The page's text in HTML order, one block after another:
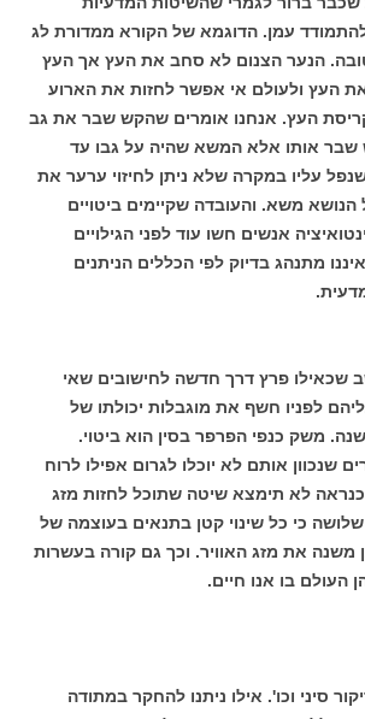
להתמודד עמן. הדוגמא של הקורא ממדורת לג
הנער הצנום לא סחב את העץ אך העץ
העץ ולעולם אי אפשר לחזות את הארוע
העץ. אנחנו אומרים שהקש שבר את גב
אותו אלא המשא שהיה על גבו עד
עליו במקרה שלא ניתן לחיזוי ערער את
משא. והעובדה שקיימים ביטויים
אנשים חשו עוד לפני הגילויים
מתנהג בדיוק לפי הכללים הניתנים
שכאילו פרץ דרך חדשה לחישובים שאי
לפניו חשף את מוגבלות יכולתו של
משק כנפי הפרפר בסין הוא ביטוי.
שנכוון אותם לא יוכלו לגרום אפילו לרוח
לא תימצא שיטה שתוכל לחזות מזג
שלושה כי כל שינוי קטן בתנאים בעוצמה של
משנה את מזג האוויר. וכך גם קורה בעשרות
העולם בו אנו חיים.
סיני וכו'. אילו ניתנו להחקר במתודה